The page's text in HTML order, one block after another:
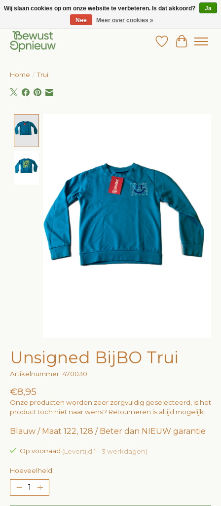
Wij bieden het grootste aanbod in betaalbare kinderkleding!
Verlanglijst
Home / Trui
Unsigned BijBO Trui
Artikelnummer: 470030
€8,95
Onze producten worden zeer zorgvuldig geselecteerd, is het
product toch niet naar wens? Retourneren is altijd mogelijk.
Blauw / Maat 122, 128 / Beter dan NIEUW garantie
Op voorraad (Levertijd:1 - 3 werkdagen)
Hoeveelheid:
Wij slaan cookies op om onze website te verbeteren. Is dat akkoord?
Ja
Nee
Meer over cookies »